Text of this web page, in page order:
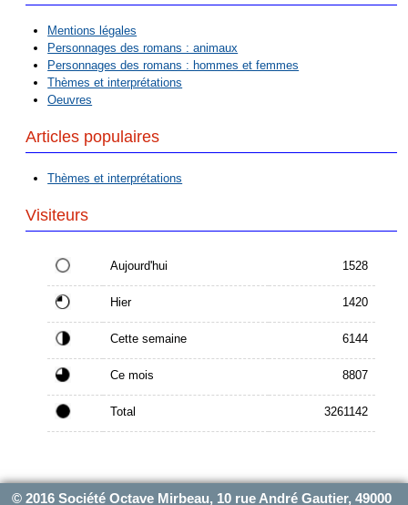
Mentions légales
Personnages des romans : animaux
Personnages des romans : hommes et femmes
Thèmes et interprétations
Oeuvres
Articles populaires
Thèmes et interprétations
Visiteurs
Aujourd'hui 1528
Hier 1420
Cette semaine 6144
Ce mois 8807
Total 3261142
© 2016 Société Octave Mirbeau, 10 rue André Gautier, 49000